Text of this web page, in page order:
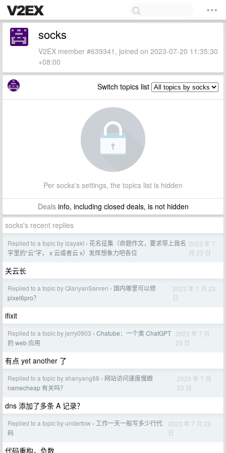
socks
V2EX member #639341, joined on 2023-07-20 11:35:30
+08:00
Switch topics list
Per socks's settings, the topics list is hidden
Dealsinfo, including closed deals, is not hidden
socks's recent replies
Replied to a topic by IzayakI › 花名征集（命题作文，要求带上我名
字里的“云”字， x 云或者云 x）发挥想象力吧各位
2023 年 7
月 23 日
关云长
Replied to a topic by QianyanSanren › 国内哪里可以修
pixel6pro？
2023 年 7 月 23
日
ifixit
Replied to a topic by jerry0903 › Chatube：一个类 ChatGPT
的 web 应用
2023 年 7 月
23 日
有点 yet another 了
Replied to a topic by shanyang88 › 网站访问速度慢跟
namecheap 有关吗？
2023 年 7 月
23 日
dns 添加了多条 A 记录？
Replied to a topic by undertow › 工作一天一般写多少行代
码
2023 年 7 月 23
日
代码重构，负数